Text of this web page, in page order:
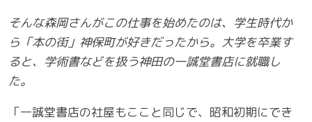
そんな森岡さんがこの仕事を始めたのは、学生時代か
ら「本の街」神保町が好きだったから。大学を卒業す
ると、学術書などを扱う神田の一誠堂書店に就職し
た。
「一誠堂書店の社屋もここと同じで、昭和初期にでき